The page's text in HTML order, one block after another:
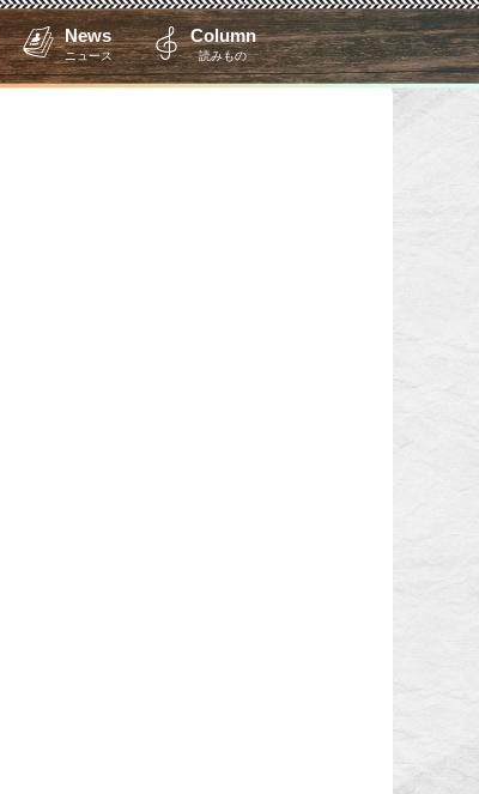
News
ニュース
Column
読みもの